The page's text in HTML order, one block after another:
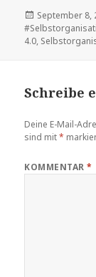
Veröffentlicht
am
September 8,
4.0,
Schreibe
Deine E-Mail-
sind mit*
KOMMENTAR*